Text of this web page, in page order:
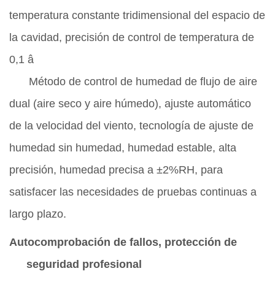
temperatura constante tridimensional del espacio de
la cavidad, precisión de control de temperatura de
0,1 â
Método de control de humedad de flujo de aire
dual (aire seco y aire húmedo), ajuste automático
de la velocidad del viento, tecnología de ajuste de
humedad sin humedad, humedad estable, alta
precisión, humedad precisa a ±2%RH, para
satisfacer las necesidades de pruebas continuas a
largo plazo.
Autocomprobación de fallos, protección de
seguridad profesional